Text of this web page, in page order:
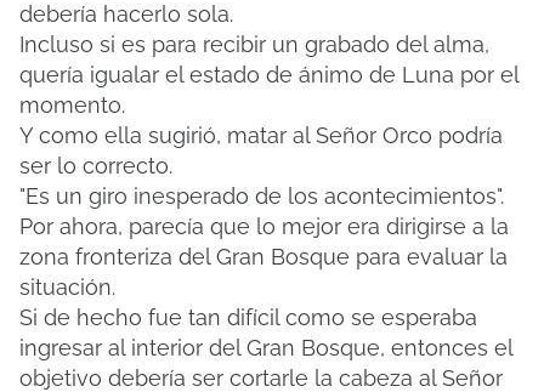
debería hacerlo sola.
Incluso si es para recibir un grabado del alma,
quería igualar el estado de ánimo de Luna por el
momento.
Y como ella sugirió, matar al Señor Orco podría
ser lo correcto.
"Es un giro inesperado de los acontecimientos".
Por ahora, parecía que lo mejor era dirigirse a la
zona fronteriza del Gran Bosque para evaluar la
situación.
Si de hecho fue tan difícil como se esperaba
ingresar al interior del Gran Bosque, entonces el
objetivo debería ser cortarle la cabeza al Señor